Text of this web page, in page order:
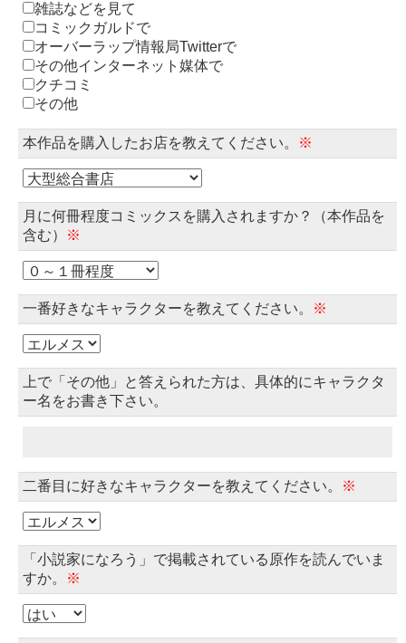
雑誌などを見て
コミックガルドで
オーバーラップ情報局Twitterで
その他インターネット媒体で
クチコミ
その他
本作品を購入したお店を教えてください。 ※
月に何冊程度コミックスを購入されますか？（本作品を
含む）
※
一番好きなキャラクターを教えてください。 ※
上で「その他」と答えられた方は、具体的にキャラクタ
ー名をお書き下さい。
二番目に好きなキャラクターを教えてください。 ※
「小説家になろう」で掲載されている原作を読んでいま
すか。
※